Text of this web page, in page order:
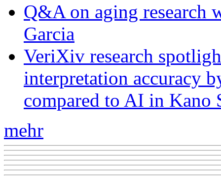
Q&A on aging research
Garcia
VeriXiv research
interpretation accuracy
compared to AI in Kano
mehr